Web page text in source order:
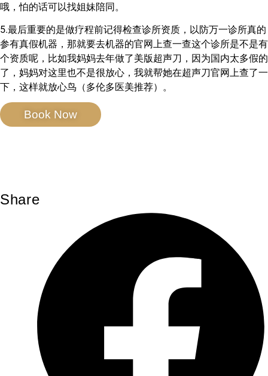
哦，怕的话可以找姐妹陪同。
5.最后重要的是做疗程前记得检查诊所资质，以防万一诊所真的
参有真假机器，那就要去机器的官网上查一查这个诊所是不是有
个资质呢，比如我妈妈去年做了美版超声刀，因为国内太多假的
了，妈妈对这里也不是很放心，我就帮她在超声刀官网上查了一
下，这样就放心鸟（多伦多医美推荐）。
Book Now
Share